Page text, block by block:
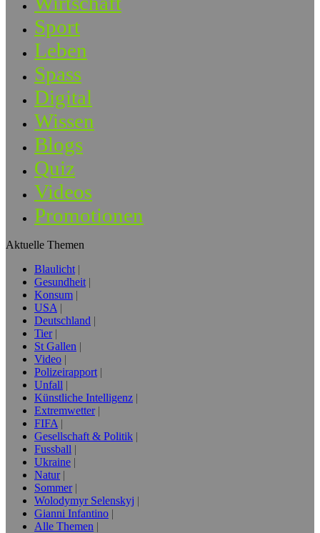
Sport
Leben
Spass
Digital
Wissen
Blogs
Quiz
Videos
Promotionen
Aktuelle Themen
Blaulicht
Gesundheit
Konsum
USA
Deutschland
Tier
St Gallen
Video
Polizeirapport
Unfall
Künstliche Intelligenz
Extremwetter
FIFA
Gesellschaft & Politik
Fussball
Ukraine
Natur
Sommer
Wolodymyr Selenskyj
Gianni Infantino
Alle Themen